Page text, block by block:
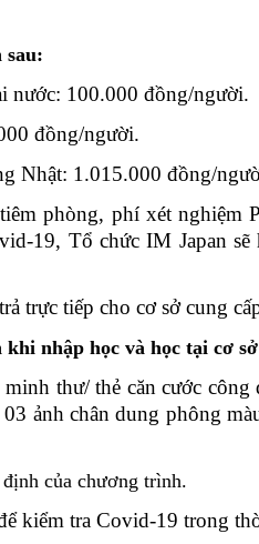
sau:
nước: 100.000 đồng/người.
đồng/người.
Nhật: 1.015.000 đồng/
phòng, phí xét nghiệm
19, Tổ chức IM Japan
trực tiếp cho cơ sở cung
nhập học và học tại cơ
minh thư/ thẻ căn cước
03 ảnh chân dung phông
của chương trình.
kiểm tra Covid-19 trong